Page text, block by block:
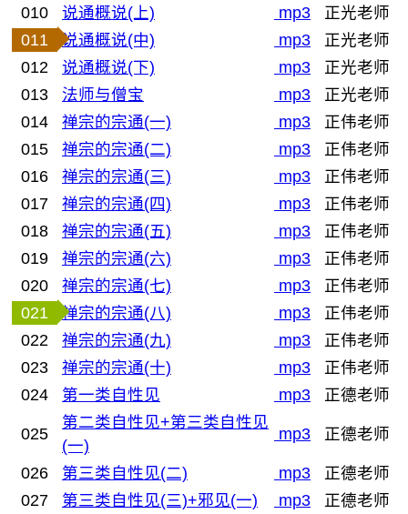
010
说通概说(上) mp3
正光老师
011
说通概说(中) mp3
正光老师
012
说通概说(下) mp3
正光老师
013
法师与僧宝 mp3
正光老师
014
禅宗的宗通(一) mp3
正伟老师
015
禅宗的宗通(二) mp3
正伟老师
016
禅宗的宗通(三) mp3
正伟老师
017
禅宗的宗通(四) mp3
正伟老师
018
禅宗的宗通(五) mp3
正伟老师
019
禅宗的宗通(六) mp3
正伟老师
020
禅宗的宗通(七) mp3
正伟老师
021
禅宗的宗通(八) mp3
正伟老师
022
禅宗的宗通(九) mp3
正伟老师
023
禅宗的宗通(十) mp3
正伟老师
024
第一类自性见 mp3 正德老师
025
第二类自性见+第三类自性见
(一)
mp3 正德老师
026 第三类自性见(二) mp3
正德老师
027
第三类自性见(三)+邪见(一) mp3
正德老师